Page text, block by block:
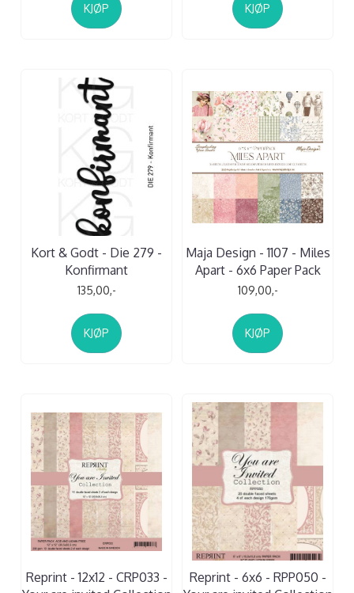
KJØP KJØP
Kort & Godt - Die 279 -
Konfirmant
135,00,-
KJØP
Maja Design - 1107 - Miles
Apart - 6x6 Paper Pack
109,00,-
KJØP
Reprint - 12x12 - CRP033 -
Reprint - 6x6 - RPP050 -